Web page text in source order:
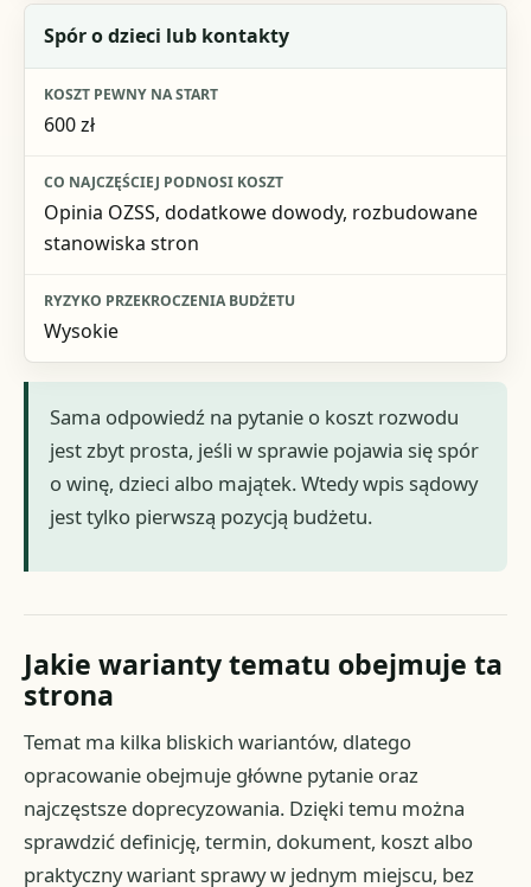
Spór o dzieci lub kontakty
600 zł
Opinia OZSS, dodatkowe dowody, rozbudowane
stanowiska stron
Wysokie
Sama odpowiedź na pytanie o koszt rozwodu
jest zbyt prosta, jeśli w sprawie pojawia się spór
o winę, dzieci albo majątek. Wtedy wpis sądowy
jest tylko pierwszą pozycją budżetu.
Jakie warianty tematu obejmuje ta
strona
Temat ma kilka bliskich wariantów, dlatego
opracowanie obejmuje główne pytanie oraz
najczęstsze doprecyzowania. Dzięki temu można
sprawdzić definicję, termin, dokument, koszt albo
praktyczny wariant sprawy w jednym miejscu, bez